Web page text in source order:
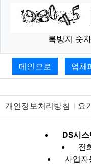
록방지 숫
메인으로 업체
개인정보처리방침 요
DS시
전
사업